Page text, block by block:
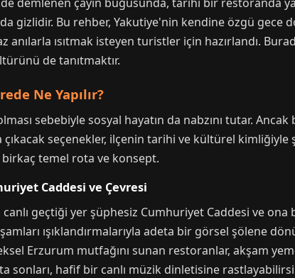
gizlidir. Bu rehber, Yakutiye'nin kendine özgü
ısıtmak isteyen turistler için hazırlandı.
de tanıtmaktır.
Ne Yapılır?
sebebiyle sosyal hayatın da nabzını tutar.
çıkacak seçenekler, ilçenin tarihi ve kültürel
birkaç temel rota ve konsept.
Caddesi ve Çevresi
geçtiği yer şüphesiz Cumhuriyet Caddesi ve
ışıklandırmalarıyla adeta bir görsel şölene
Erzurum mutfağını sunan restoranlar, akşam
sonları, hafif bir canlı müzik dinletisine